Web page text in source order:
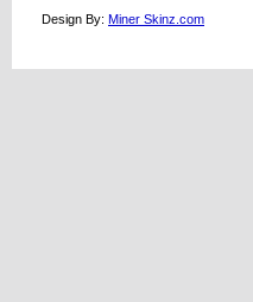
Design By: Miner Skinz.com